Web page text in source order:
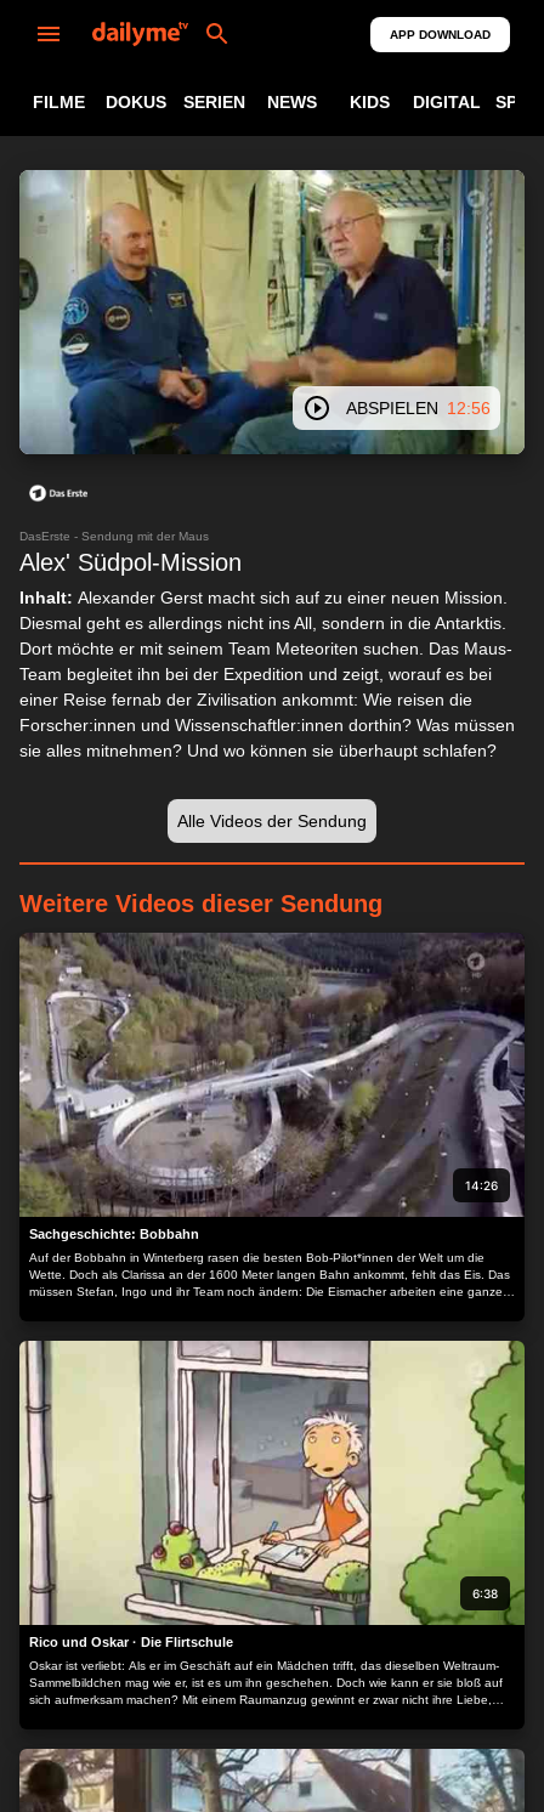
APP DOWNLOAD
FILME DOKUS SERIEN NEWS KIDS DIGITAL
ABSPIELEN 12:56
DasErste - Sendung mit der Maus
Alex' Südpol-Mission
Inhalt: Alexander Gerst macht sich auf zu einer neuen Mission.
Diesmal geht es allerdings nicht ins All, sondern in die Antarktis.
Dort möchte er mit seinem Team Meteoriten suchen. Das Maus-
Team begleitet ihn bei der Expedition und zeigt, worauf es bei
einer Reise fernab der Zivilisation ankommt: Wie reisen die
Forscher:innen und Wissenschaftler:innen dorthin? Was müssen
sie alles mitnehmen? Und wo können sie überhaupt schlafen?
Alle Videos der Sendung
Weitere Videos dieser Sendung
14:26
Sachgeschichte: Bobbahn
Auf der Bobbahn in Winterberg rasen die besten Bob-Pilot*innen der Welt um die
Wette. Doch als Clarissa an der 1600 Meter langen Bahn ankommt, fehlt das Eis. Das
müssen Stefan, Ingo und ihr Team noch ändern: Die Eismacher arbeiten eine ganze
Hobelschnee zum Einsatz, der erst noch von der Iserlohner Schlittschuhbahn ran
gekarrt werden muss. Da hilft Clarissa gerne mit und lernt, wie sie einen Eishobel
richtig einsetzt. Vor der ersten Testfahrt gibt es noch viel Arbeit. Dann darf Clarissa
aber mit einsteigen, auch wenn ihr etwas mulmig ist: Auf dem spiegelglatten Eis
schießt ein Bob mit 130 km/h durch die Bahn...
6:38
Rico und Oskar · Die Flirtschule
Oskar ist verliebt: Als er im Geschäft auf ein Mädchen trifft, das dieselben Weltraum-
Sammelbildchen mag wie er, ist es um ihn geschehen. Doch wie kann er sie bloß auf
sich aufmerksam machen? Mit einem Raumanzug gewinnt er zwar nicht ihre Liebe,